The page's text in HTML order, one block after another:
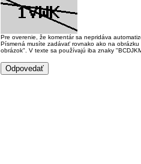
Pre overenie, že komentár sa nepridáva
Písmená musíte zadávať rovnako ako na
obrázok". V texte sa používajú iba znaky